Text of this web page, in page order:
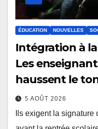
ÉDUCATION NOUVELLES
Intégration à
Les
haussent le
5 AOÛT 2026
Ils exigent la